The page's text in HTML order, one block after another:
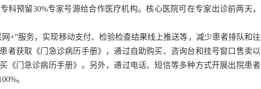
科预留30%专家号源给合作医疗机构。核心医院可在专家出诊前两天，
+”服务，实现移动支付、检验检查结果线上推送等，减少患者排队和往
者获取《门急诊病历手册》，通过自助购买、咨询台和挂号窗口售卖以
《门急诊病历手册》。另外，通过电话、短信等多种方式开展出院患者
。